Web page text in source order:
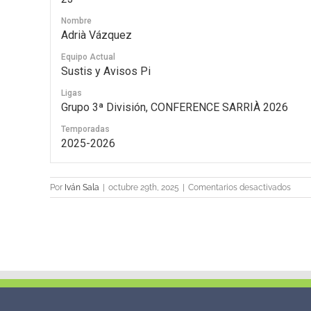
Nombre
Adrià Vázquez
Equipo Actual
Sustis y Avisos Pi
Ligas
Grupo 3ª División, CONFERENCE SARRIÀ 2026
Temporadas
2025-2026
Por Iván Sala | octubre 29th, 2025 | Comentarios desactivadosen
23